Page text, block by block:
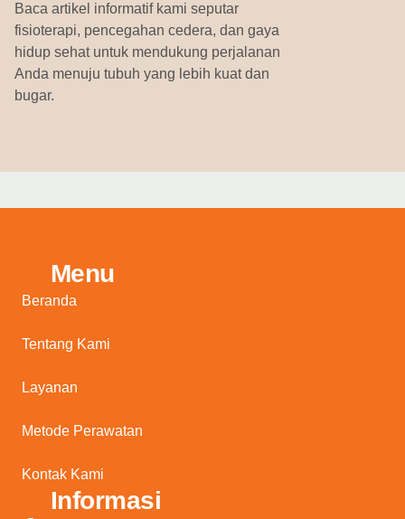
Baca artikel informatif kami seputar
fisioterapi, pencegahan cedera, dan gaya
hidup sehat untuk mendukung perjalanan
Anda menuju tubuh yang lebih kuat dan
bugar.
Menu
Beranda
Tentang Kami
Layanan
Metode Perawatan
Kontak Kami
Informasi